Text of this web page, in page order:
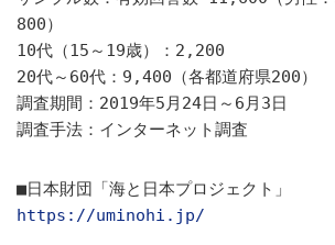
800）
10代（15～19歳）：2,200
20代～60代：9,400（各都道府県200）
調査期間：2019年5月24日～6月3日
調査手法：インターネット調査
■日本財団「海と日本プロジェクト」
https://uminohi.jp/